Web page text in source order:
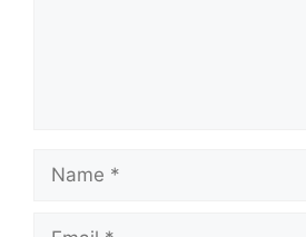
Name
Email